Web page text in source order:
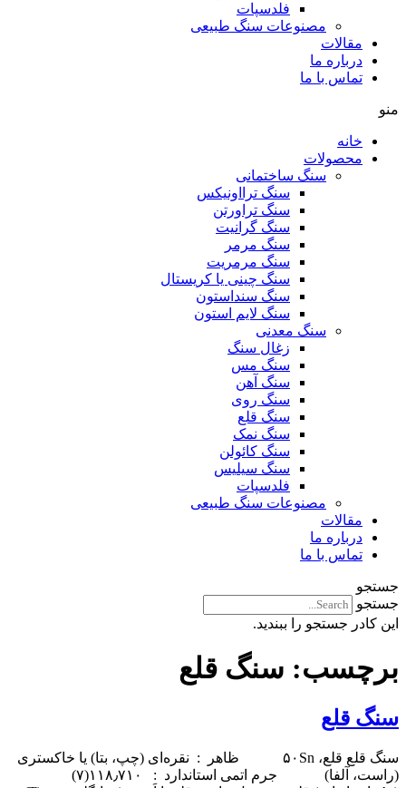
فلدسپات
مصنوعات سنگ طبیعی
مقالات
درباره ما
تماس با ما
منو
خانه
محصولات
سنگ ساختمانی
سنگ ترااونیکس
سنگ تراورتن
سنگ گرانیت
سنگ مرمر
سنگ مرمریت
سنگ چینی یا کریستال
سنگ سنداستون
سنگ لایم استون
سنگ معدنی
زغال سنگ
سنگ مس
سنگ آهن
سنگ روی
سنگ قلع
سنگ نمک
سنگ کائولن
سنگ سیلیس
فلدسپات
مصنوعات سنگ طبیعی
مقالات
درباره ما
تماس با ما
جستجو
جستجو
این کادر جستجو را ببندید.
برچسب: سنگ قلع
سنگ قلع
سنگ قلع قلع، ۵۰Sn ظاهر : نقره‌ای (چپ، بتا) یا خاکستری
(راست، آلفا) جرم اتمی استاندارد : ۱۱۸٫۷۱۰(۷)